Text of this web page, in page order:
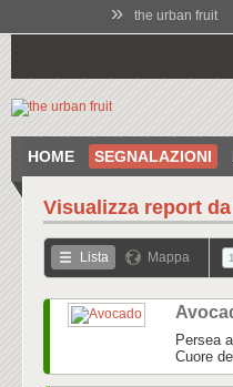
» the urban fruit
HOME SEGNALAZIONI
Visualizza report da
Lista Mappa 1
Persea
Cuore